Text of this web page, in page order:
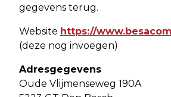
gegevens terug.
Website https://
(deze nog invoegen)
Adresgegevens
Oude Vlijmenseweg 190A